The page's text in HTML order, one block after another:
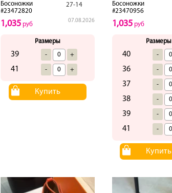
Босоножки
#23472820
27-14
07.08.2026
1,035руб
Размеры
39 - +
41 - +
Купить
Босоножки
#23470956
1,035руб
Размеры
40 -
36 -
37 -
38 -
39 -
41 -
Купить